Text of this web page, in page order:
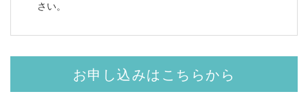
さい。
お申し込みはこちらから